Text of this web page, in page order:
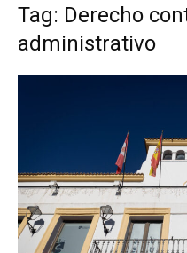
Tag: Derecho
administrativo